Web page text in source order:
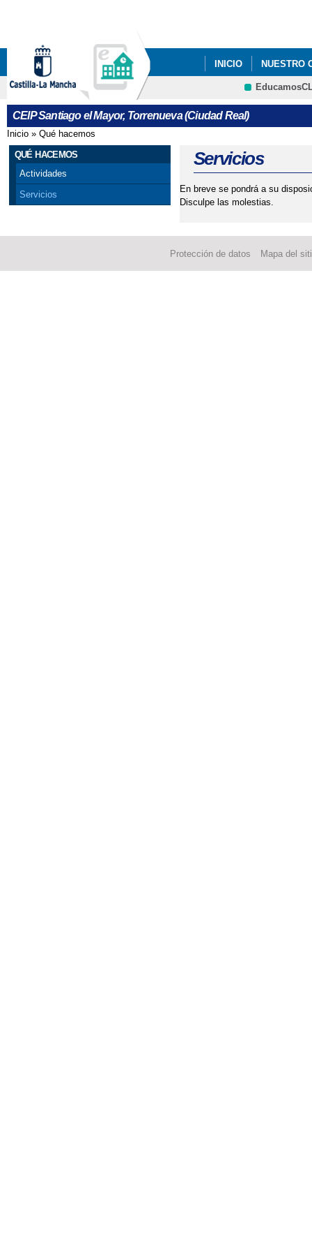
INICIO NUESTRO
CEIP Santiago el Mayor, Torrenueva (Ciudad Real)
Se encuentra usted aquí
Inicio » Qué hacemos
QUÉ HACEMOS
Actividades
Servicios
Servicios
En breve se pondrá a su
Disculpe las molestias.
Protección de datos Mapa del